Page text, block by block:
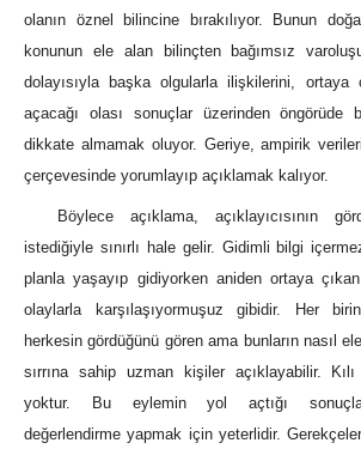
olanın öznel bilincine bırakılıyor. Bunun
konunun ele alan bilinçten bağımsız
dolayısıyla başka olgularla ilişkilerini, ortaya
açacağı olası sonuçlar üzerinden öngörüde
dikkate almamak oluyor. Geriye, ampirik
çerçevesinde yorumlayıp açıklamak kalıyor.
Böylece açıklama, açıklayıcısının
istediğiyle sınırlı hale gelir. Gidimli bilgi
planla yaşayıp gidiyorken aniden ortaya
olaylarla karşılaşıyormuşuz gibidir. Her
herkesin gördüğünü gören ama bunların nasıl
sırrına sahip uzman kişiler açıklayabilir.
yoktur. Bu eylemin yol açtığı sonuçlar
değerlendirme yapmak için yeterlidir.